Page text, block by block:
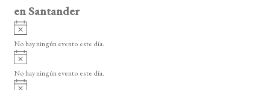
en Santander
A
v
i
o
No hay ningún evento este día.
A
v
i
No hay ningún evento este día.
A